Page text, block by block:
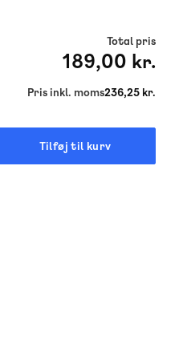
Total pris
189,00 kr.
Pris inkl. moms236,25 kr.
Tilføj til kurv